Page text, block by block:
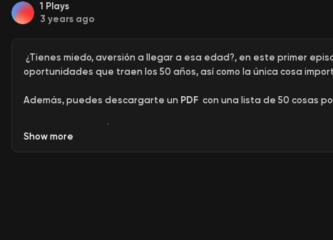
1 Plays
3 years ago
¿Tienes miedo, aversión a llegar a esa edad?, en este primer
oportunidades que traen los 50 años, así como la única cosa
Además, puedes descargarte un PDF con una lista de 50 cosas
Show more